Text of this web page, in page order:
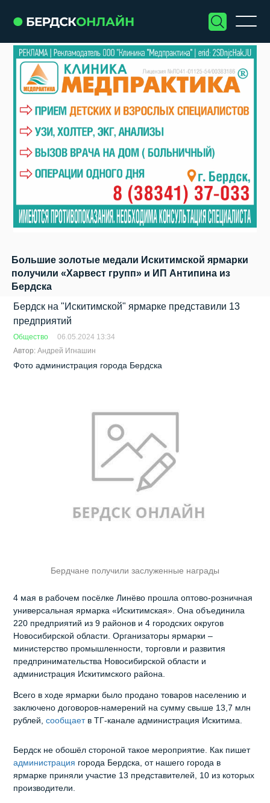
Большие золотые медали Искитимской ярмарки
получили «Харвест групп» и ИП Антипина из
Бердска
Бердск на "Искитимской" ярмарке представили 13
предприятий
Общество
06.05.2024 13:34
Автор:Андрей Игнашин
Фото администрация города Бердска
Бердчане получили заслуженные награды
4 мая в рабочем посёлке Линёво прошла оптово-розничная
универсальная ярмарка «Искитимская». Она объединила
220 предприятий из 9 районов и 4 городских округов
Новосибирской области. Организаторы ярмарки –
министерство промышленности, торговли и развития
предпринимательства Новосибирской области и
администрация Искитимского района.
Всего в ходе ярмарки было продано товаров населению и
заключено договоров-намерений на сумму свыше 13,7 млн
рублей,сообщаетв ТГ-канале администрация Искитима.
Бердск не обошёл стороной такое мероприятие. Как пишет
администрация города Бердска, от нашего города в
ярмарке приняли участие 13 представителей, 10 из которых
производители.